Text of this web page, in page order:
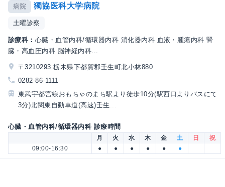
病院 獨協医科大学病院
土曜診察
診療科： 心臓・血管内科/循環器内科 消化器内科 血液・腫瘍内科 腎
臓・高血圧内科 脳神経内科...
〒3210293 栃木県下都賀郡壬生町北小林880
0282-86-1111
東武宇都宮線おもちゃのまち駅より徒歩10分(駅西口よりバスにて
3分)北関東自動車道(高速)壬生...
心臓・血管内科/循環器内科 診療時間
月 火 水 木 金 土 日
祝
09:00-16:30
● ● ● ● ● ●